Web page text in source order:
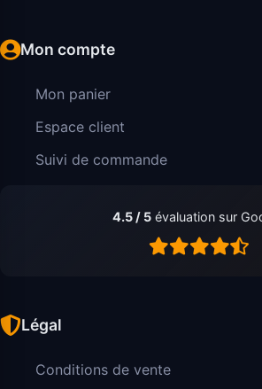
Mon compte
Mon panier
Espace client
Suivi de commande
4.5 / 5 évaluation sur
Légal
Conditions de vente